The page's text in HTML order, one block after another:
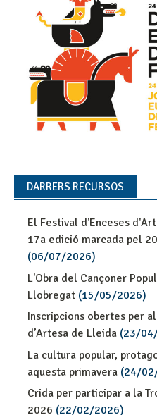
DARRERS RECURSOS
El Festival d'Enceses
17a edició marcada pel
(06/07/2026)
L'Obra del Cançoner
Llobregat (15/05/2026)
Inscripcions obertes per
d’Artesa de Lleida (23/
La cultura popular,
aquesta primavera (24/
Crida per participar a la
2026 (22/02/2026)